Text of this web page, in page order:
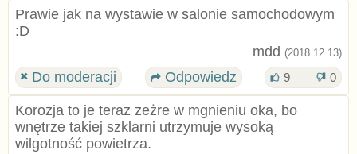
Prawie jak na wystawie w salonie samochodowym
:D
mdd (2018.12.13)
Do moderacji Odpowiedz 9 0
Korozja to je teraz zeżre w mgnieniu oka, bo
wnętrze takiej szklarni utrzymuje wysoką
wilgotność powietrza.